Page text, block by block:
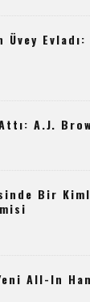
Üvey
A.J.
Bir
All-In